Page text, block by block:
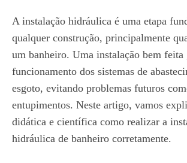
A instalação hidráulica é uma etapa
qualquer construção, principalmente
um banheiro. Uma instalação bem feita
funcionamento dos sistemas de
esgoto, evitando problemas futuros
entupimentos. Neste artigo, vamos
didática e científica como realizar a
hidráulica de banheiro corretamente.